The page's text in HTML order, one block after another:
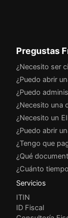
Pregustas
¿Necesito ser
¿Puedo abrir
¿Puedo
¿Necesito una
¿Necesito un
¿Puedo abrir
¿Tengo que
¿Qué
¿Cuánto
Servicios
ITIN
ID Fiscal